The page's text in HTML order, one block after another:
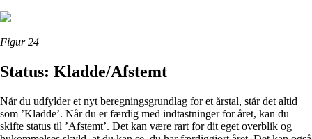
Figur 24
Status: Kladde/Afstemt
Når du udfylder et nyt beregningsgrundlag for et årstal, står det altid
som ’Kladde’. Når du er færdig med indtastninger for året, kan du
skifte status til ’Afstemt’. Det kan være rart for dit eget overblik og